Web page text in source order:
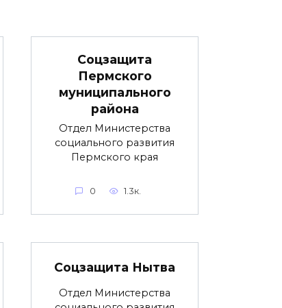
Соцзащита
Пермского
муниципального
района
Отдел Министерства
социального развития
Пермского края
0 1.3к.
Соцзащита Нытва
Отдел Министерства